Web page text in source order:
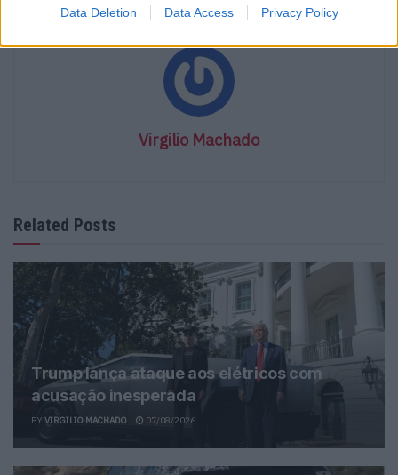
Data Deletion Data Access Privacy Policy
Virgilio Machado
Related Posts
Trump lança ataque aos elétricos com
acusação inesperada
BY VIRGILIO MACHADO 07/08/2026